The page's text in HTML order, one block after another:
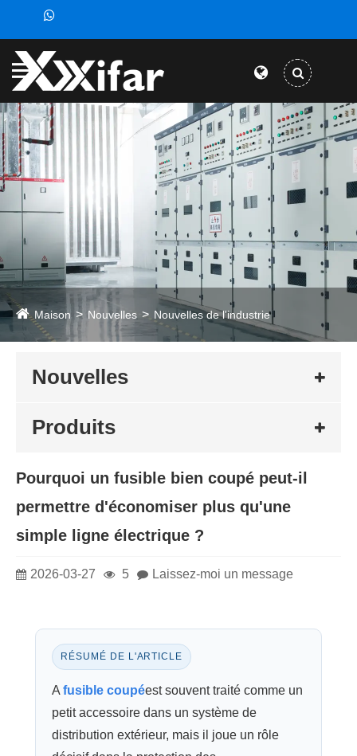
Maison Nouvelles Nouvelles de l'industrie
Nouvelles
Produits
Pourquoi un fusible bien coupé peut-il
permettre d'économiser plus qu'une
simple ligne électrique ?
2026-03-27 5 Laissez-moi un message
RÉSUMÉ DE L'ARTICLE
A fusible coupéest souvent traité comme un
petit accessoire dans un système de
distribution extérieur, mais il joue un rôle